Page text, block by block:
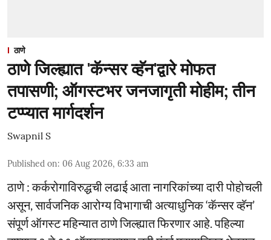
ठाणे
ठाणे जिल्ह्यात 'कॅन्सर व्हॅन'द्वारे मोफत
तपासणी; ऑगस्टभर जनजागृती मोहीम; तीन
टप्प्यात मार्गदर्शन
Swapnil S
Published on: 06 Aug 2026, 6:33 am
ठाणे : कर्करोगाविरुद्धची लढाई आता नागरिकांच्या दारी पोहोचली
असून, सार्वजनिक आरोग्य विभागाची अत्याधुनिक ‘कॅन्सर व्हॅन’
संपूर्ण ऑगस्ट महिन्यात ठाणे जिल्ह्यात फिरणार आहे. पहिल्या